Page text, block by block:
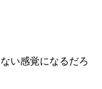
い感覚になるだろ